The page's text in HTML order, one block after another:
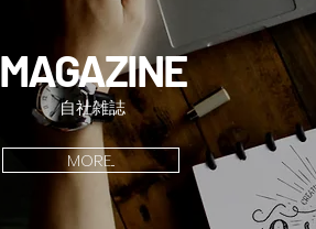
MAGAZINE
自社雑誌
MORE...